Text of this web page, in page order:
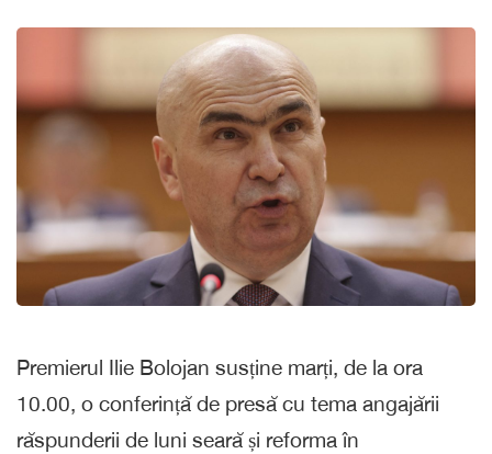
Premierul Ilie Bolojan susține marți, de la ora
10.00, o conferință de presă cu tema angajării
răspunderii de luni seară și reforma în